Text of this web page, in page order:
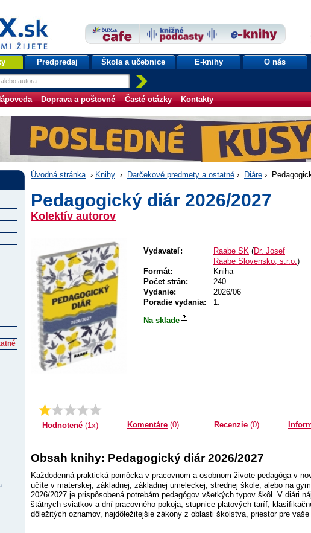
Predpredaj Škola a učebnice E-knihy O nás
Doprava a poštovné Časté otázky Kontakty
Úvodná stránka › Knihy › Darčekové predmety a ostatné › Diáre ›
Pedagogický diár 2026/2027
Kolektív autorov
Vydavateľ: Raabe SK (Dr. Josef
Raabe Slovensko, s.r.o.)
Formát:
Kniha
Počet strán:
240
Vydanie:
2026/06
Poradie vydania:
1.
Na sklade
Priemer:
1.0
Hodnotené(1x) Komentáre (0) Recenzie(0)
Obsah knihy: Pedagogický diár 2026/2027
Každodenná praktická pomôcka v pracovnom a osobnom živote pedagóga v
učíte v materskej, základnej, základnej umeleckej, strednej škole, alebo na
2026/2027 je prispôsobená potrebám pedagógov všetkých typov škôl. V diári
štátnych sviatkov a dní pracovného pokoja, stupnice platových taríf,
dôležitých oznamov, najdôležitejšie zákony z oblasti školstva, priestor pre